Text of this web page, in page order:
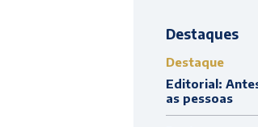
Destaques
Destaque
Editorial:
as pessoas